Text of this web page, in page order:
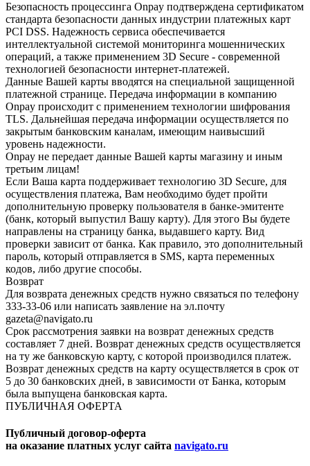
Безопасность процессинга Onpay подтверждена сертификатом
стандарта безопасности данных индустрии платежных карт
PCI DSS. Надежность сервиса обеспечивается
интеллектуальной системой мониторинга мошеннических
операций, а также применением 3D Secure - современной
технологией безопасности интернет-платежей.
Данные Вашей карты вводятся на специальной защищенной
платежной странице. Передача информации в компанию
Onpay происходит с применением технологии шифрования
TLS. Дальнейшая передача информации осуществляется по
закрытым банковским каналам, имеющим наивысший
уровень надежности.
Onpay не передает данные Вашей карты магазину и иным
третьим лицам!
Если Ваша карта поддерживает технологию 3D Secure, для
осуществления платежа, Вам необходимо будет пройти
дополнительную проверку пользователя в банке-эмитенте
(банк, который выпустил Вашу карту). Для этого Вы будете
направлены на страницу банка, выдавшего карту. Вид
проверки зависит от банка. Как правило, это дополнительный
пароль, который отправляется в SMS, карта переменных
кодов, либо другие способы.
Возврат
Для возврата денежных средств нужно связаться по телефону
333-33-06 или написать заявление на эл.почту
gazeta@navigato.ru
Срок рассмотрения заявки на возврат денежных средств
составляет 7 дней. Возврат денежных средств осуществляется
на ту же банковскую карту, с которой производился платеж.
Возврат денежных средств на карту осуществляется в срок от
5 до 30 банковских дней, в зависимости от Банка, которым
была выпущена банковская карта.
ПУБЛИЧНАЯ ОФЕРТА
Публичный договор-оферта
на оказание платных услуг сайта navigato.ru